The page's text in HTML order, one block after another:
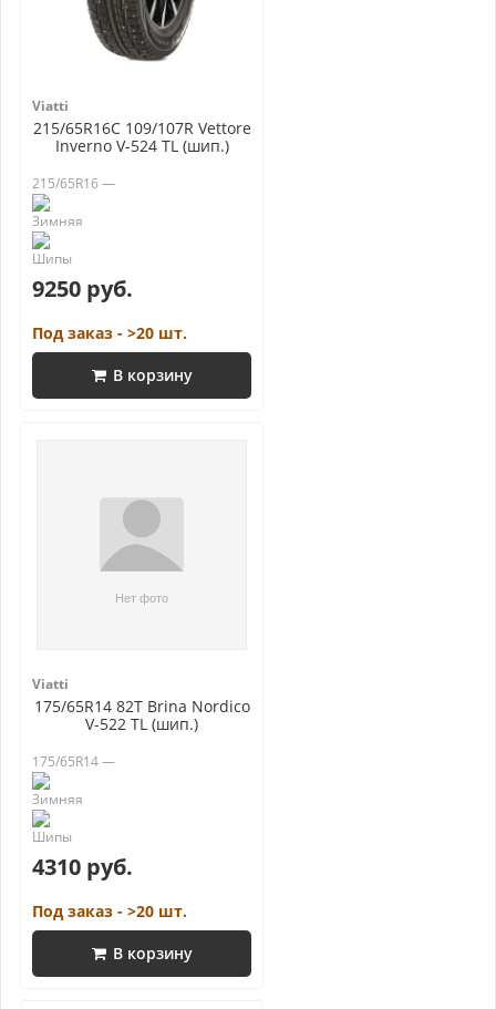
Viatti
215/65R16C 109/107R Vettore
Inverno V-524 TL (шип.)
215/65R16 —
9250 руб.
Под заказ - >20 шт.
В корзину
Viatti
175/65R14 82T Brina Nordico
V-522 TL (шип.)
175/65R14 —
4310 руб.
Под заказ - >20 шт.
В корзину